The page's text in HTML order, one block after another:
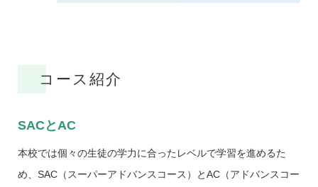
コース紹介
SACとAC
本校では個々の生徒の学力に合ったレベルで学習を進めるた
め、SAC（スーパーアドバンスコース）とAC（アドバンスコー